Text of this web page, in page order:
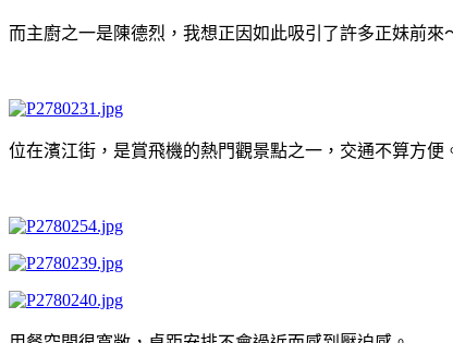
而主廚之一是陳德烈，我想正因如此吸引了許多正妹前來
位在濱江街，是賞飛機的熱門觀景點之一，交通不算方便